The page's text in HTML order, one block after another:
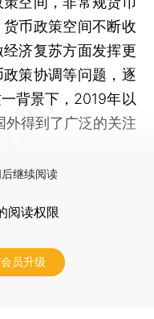
币政策空间不断收
济复苏方面发挥更
策协调等问题，逐
背景下，2019年以
得到了广泛的关注
继续阅读
阅读权限
员升级